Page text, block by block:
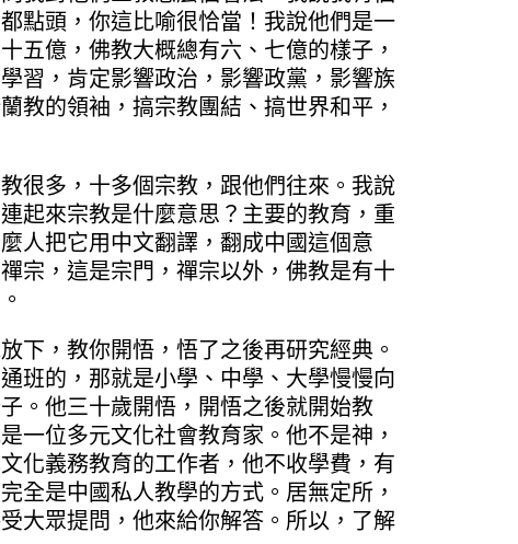
點頭，你這比喻很恰當！我說他們是一
五億，佛教大概總有六、七億的樣子，
習，肯定影響政治，影響政黨，影響族
教的領袖，搞宗教團結、搞世界和平，
多，十多個宗教，跟他們往來。我說
起來宗教是什麼意思？主要的教育，重
人把它用中文翻譯，翻成中國這個意
宗，這是宗門，禪宗以外，佛教是有十
，教你開悟，悟了之後再研究經典。
班的，那就是小學、中學、大學慢慢向
。他三十歲開悟，開悟之後就開始教
一位多元文化社會教育家。他不是神，
化義務教育的工作者，他不收學費，有
全是中國私人教學的方式。居無定所，
大眾提問，他來給你解答。所以，了解